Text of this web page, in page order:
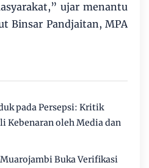
ujar menantu
Binsar Pandjaitan, MPA
pada Persepsi: Kritik
Kebenaran oleh Media dan
Buka Verifikasi